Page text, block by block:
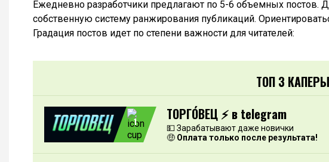
Ежедневно разработчики предлагают по 5-6 объемных
собственную систему ранжирования публикаций.
Градация постов идет по степени важности для читателей:
ТОП 3
1 ТОРГО́ВЕЦ ⚡️ в telegram
💵 Зарабатывают даже новички
🤑 Оплата только после результата!